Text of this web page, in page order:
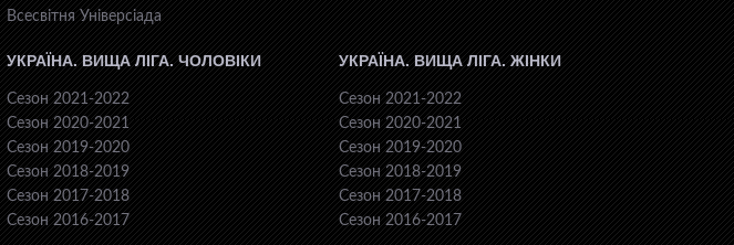
Всесвiтня Унiверсiaда
УКРАЇНА. ВИЩА ЛІГА. ЧОЛОВІКИ
Сезон 2021-2022
Сезон 2020-2021
Сезон 2019-2020
Сезон 2018-2019
Сезон 2017-2018
Сезон 2016-2017
УКРАЇНА. ВИЩА ЛІГА. ЖІНКИ
Сезон 2021-2022
Сезон 2020-2021
Сезон 2019-2020
Сезон 2018-2019
Сезон 2017-2018
Сезон 2016-2017